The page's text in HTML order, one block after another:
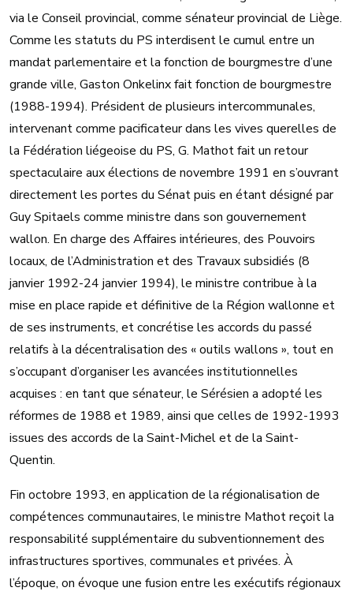
via le Conseil provincial, comme sénateur provincial de Liège.
Comme les statuts du PS interdisent le cumul entre un
mandat parlementaire et la fonction de bourgmestre d’une
grande ville, Gaston Onkelinx fait fonction de bourgmestre
(1988-1994). Président de plusieurs intercommunales,
intervenant comme pacificateur dans les vives querelles de
la Fédération liégeoise du PS, G. Mathot fait un retour
spectaculaire aux élections de novembre 1991 en s’ouvrant
directement les portes du Sénat puis en étant désigné par
Guy Spitaels comme ministre dans son gouvernement
wallon. En charge des Affaires intérieures, des Pouvoirs
locaux, de l’Administration et des Travaux subsidiés (8
janvier 1992-24 janvier 1994), le ministre contribue à la
mise en place rapide et définitive de la Région wallonne et
de ses instruments, et concrétise les accords du passé
relatifs à la décentralisation des « outils wallons », tout en
s’occupant d’organiser les avancées institutionnelles
acquises : en tant que sénateur, le Sérésien a adopté les
réformes de 1988 et 1989, ainsi que celles de 1992-1993
issues des accords de la Saint-Michel et de la Saint-
Quentin.
Fin octobre 1993, en application de la régionalisation de
compétences communautaires, le ministre Mathot reçoit la
responsabilité supplémentaire du subventionnement des
infrastructures sportives, communales et privées. À
l’époque, on évoque une fusion entre les exécutifs régionaux